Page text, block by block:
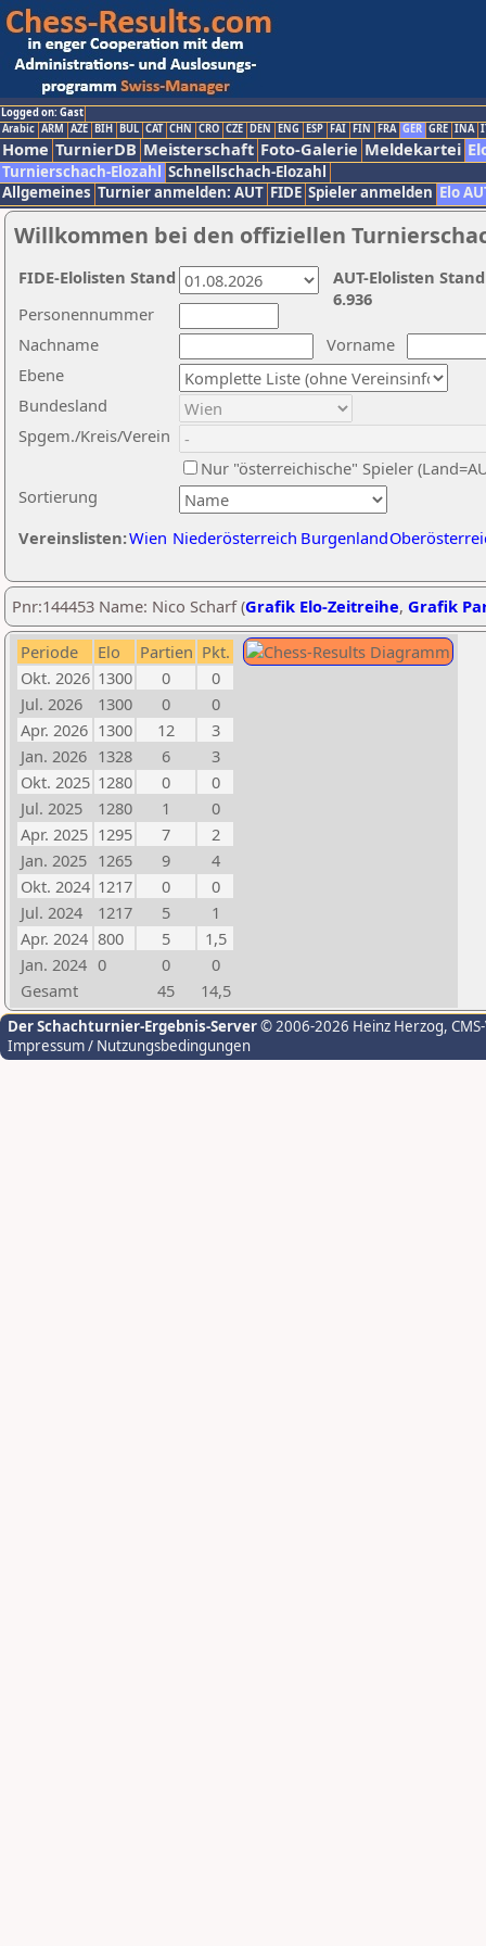
Logged on: Gast
Arabic ARM AZE BIH BUL CAT CHN CRO CZE DEN ENG ESP FAI FIN FRA GER GRE INA
Home TurnierDB Meisterschaft Foto-Galerie Meldekartei
Turnierschach-Elozahl Schnellschach-Elozahl
Allgemeines Turnier anmelden: AUT FIDE Spieler anmelden Elo
Willkommen bei den offiziellen
Nachname
Vorname
Ebene
Sortierung
Personennummer
Bundesland
Spgem./Kreis/Verein
Nur "österreichische" Spieler
Vereinslisten:Wien Niederösterreich Burgenland
AUT-Elolisten
6.936
FIDE-Elolisten Stand
Pnr:144453 Name: Nico Scharf (Grafik Elo-Zeitreihe, Grafik
Periode Elo Partien Pkt.
Okt. 2026 1300 0
0
Jul. 2026
1300 0
0
Apr. 2026 1300 12
3
Jan. 2026 1328 6
3
Okt. 2025 1280 0
0
Jul. 2025
1280 1
0
Apr. 2025 1295 7
2
Jan. 2025 1265 9
4
Okt. 2024 1217 0
0
Jul. 2024
1217 5
1
Apr. 2024 800 5
1,5
Jan. 2024 0 0
0
Gesamt
45 14,5
Der Schachturnier-Ergebnis-Server© 2006-2026 Heinz Herzog,
Impressum / Nutzungsbedingungen